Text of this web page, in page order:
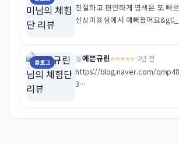
친절하고 편안하게 염색은 또 빠
신상미용실에서 예뻐졌어요
블로그 🥉예쁜규린⭐⭐⭐⭐⭐·2년 전
https://blog.naver.com/
3